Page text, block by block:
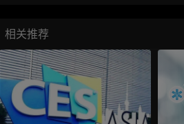
相关推荐